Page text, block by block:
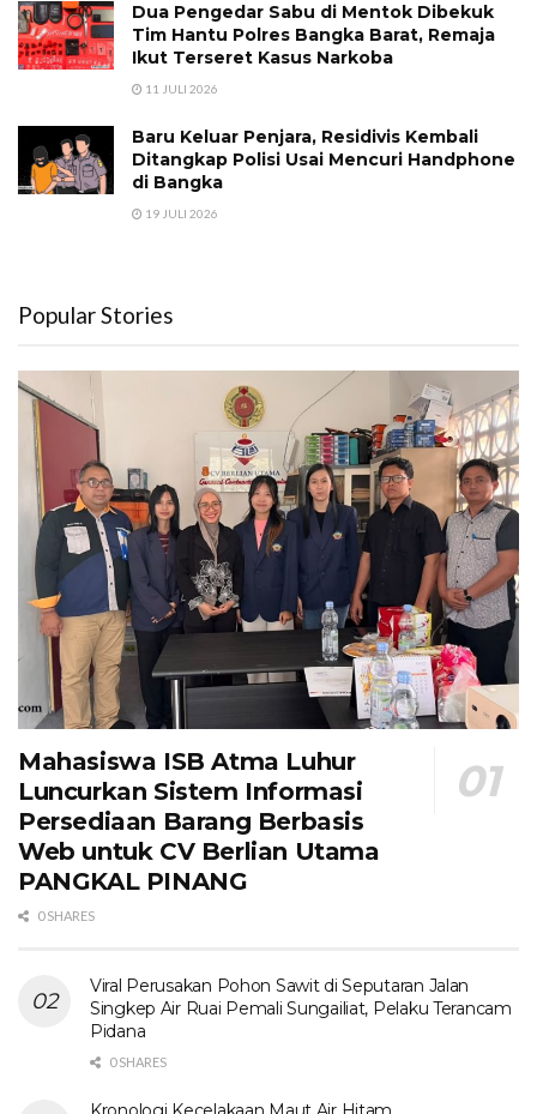
Dua Pengedar Sabu di Mentok Dibekuk
Tim Hantu Polres Bangka Barat, Remaja
Ikut Terseret Kasus Narkoba
11 JULI 2026
Baru Keluar Penjara, Residivis Kembali
Ditangkap Polisi Usai Mencuri Handphone
di Bangka
19 JULI 2026
Popular Stories
Mahasiswa ISB Atma Luhur
Luncurkan Sistem Informasi
Persediaan Barang Berbasis
Web untuk CV Berlian Utama​
PANGKAL PINANG
0 SHARES
Viral Perusakan Pohon Sawit di Seputaran Jalan
Singkep Air Ruai Pemali Sungailiat, Pelaku Terancam
Pidana
0 SHARES